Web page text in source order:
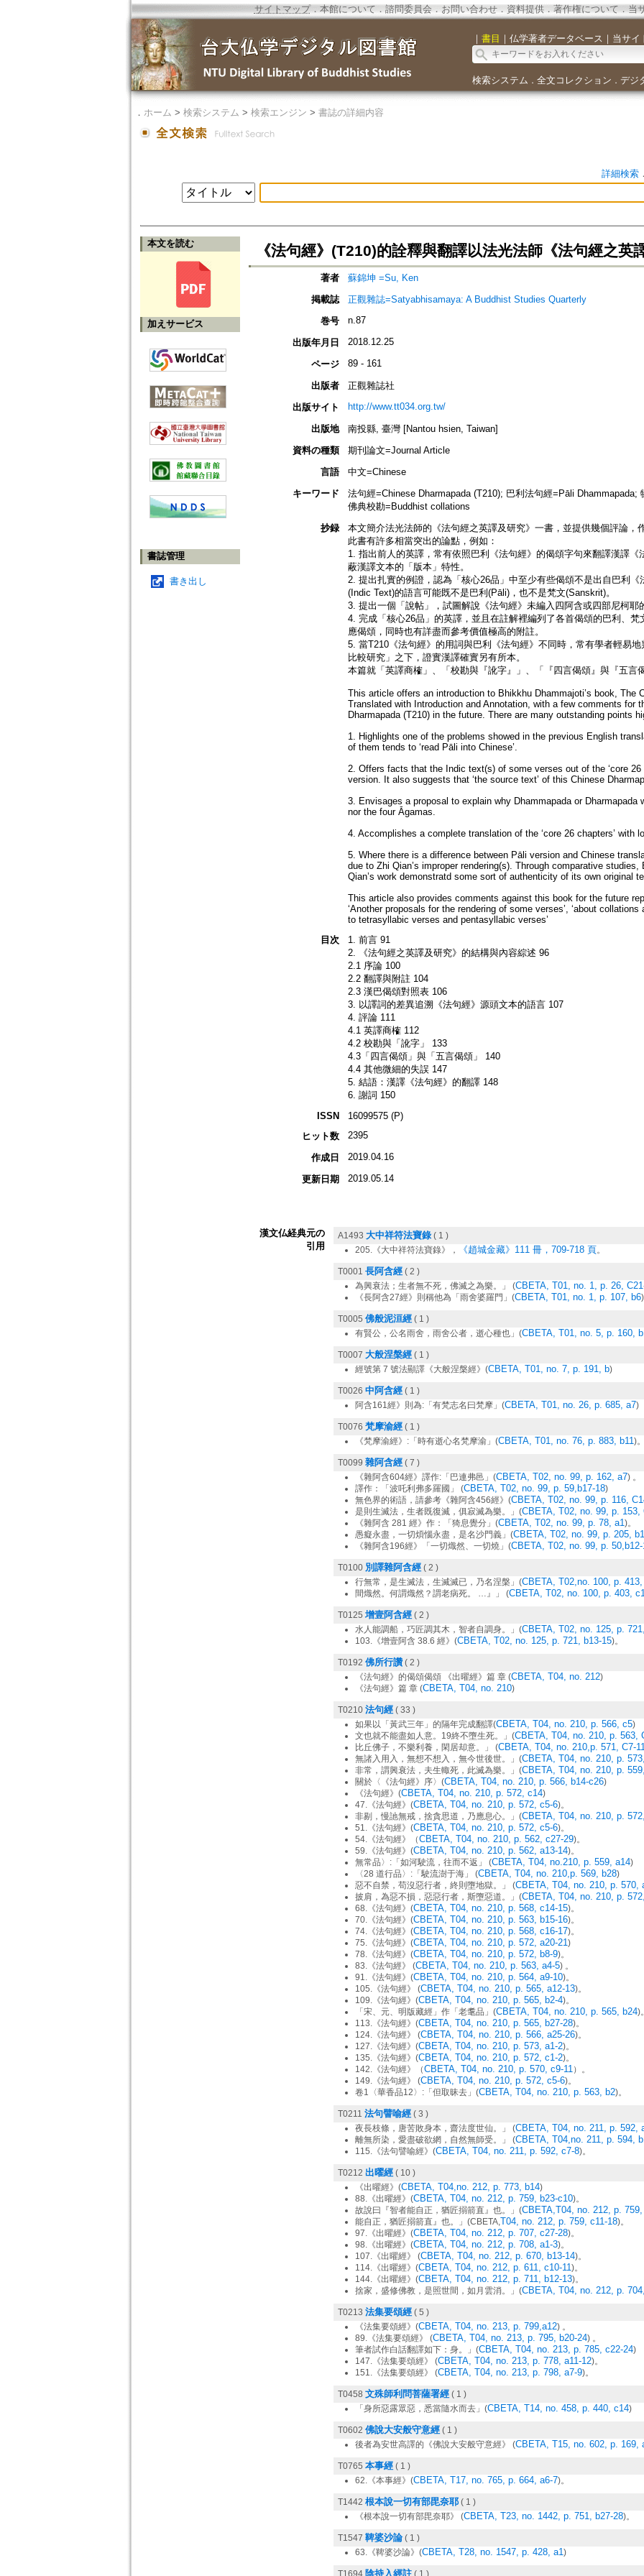
サイトマップ．本館について ． 諮問委員会． お問い合わせ． 資料提供． 著作権について．当
｜ 書目 ｜ 仏学著者データベース ｜ 当サイ
検索システム ． 全文コレクション ． デジ
． ホーム > 検索システム > 検索エンジン > 書誌の詳細内容
詳細検索．
本文を読む
加えサービス
書誌管理
書き出し
《法句經》(T210)的詮釋與翻譯以法光法師《法句經之英
著者
蘇錦坤 =Su, Ken
掲載誌
正觀雜誌=Satyabhisamaya: A Buddhist Studies Quarterly
巻号
n.87
出版年月日 2018.12.25
ページ 89 - 161
出版者
正觀雜誌社
出版サイト
http://www.tt034.org.tw/
出版地
南投縣, 臺灣 [Nantou hsien, Taiwan]
資料の種類
期刊論文=Journal Article
言語
中文=Chinese
キーワード
法句經=Chinese Dharmapada (T210); 巴利法句經=Pāli Dhammapada;
佛典校勘=Buddhist collations
抄録
本文簡介法光法師的《法句經之英譯及研究》一書，並提供幾個評論，
此書有許多相當突出的論點，例如：
1. 指出前人的英譯，常有依照巴利《法句經》的偈頌字句來翻譯漢譯
蔽漢譯文本的「版本」特性。
2. 提出扎實的例證，認為「核心26品」中至少有些偈頌不是出自巴利
(Indic Text)的語言可能既不是巴利(Pāli)，也不是梵文(Sanskrit)。
3. 提出一個「說帖」，試圖解說《法句經》未編入四阿含或四部尼柯耶
4. 完成「核心26品」的英譯，並且在註解裡編列了各首偈頌的巴利、
應偈頌，同時也有詳盡而參考價值極高的附註。
5. 當T210《法句經》的用詞與巴利《法句經》不同時，常有學者輕易
比較研究」之下，證實漢譯確實另有所本。
本篇就「英譯商榷」、「校勘與『訛字』」、「『四言偈頌』與『五言
This article offers an introduction to Bhikkhu Dhammajoti’s book, The
Translated with Introduction and Annotation, with a few comments for
Dharmapada (T210) in the future. There are many outstanding points
1. Highlights one of the problems showed in the previous English
of them tends to ‘read Pāli into Chinese’.
2. Offers facts that the Indic text(s) of some verses out of the ‘core 26
version. It also suggests that ‘the source text’ of this Chinese
3. Envisages a proposal to explain why Dhammapada or
nor the four Āgamas.
4. Accomplishes a complete translation of the ‘core 26 chapters’ with
5. Where there is a difference between Pāli version and Chinese
due to Zhi Qian’s improper rendering(s). Through comparative
Qian’s work demonstratd some sort of authenticity of its own original
This article also provides comments against this book for the future
‘Another proposals for the rendering of some verses’, ‘about collations
to tetrasyllabic verses and pentasyllabic verses’
目次
1. 前言 91
2. 《法句經之英譯及研究》的結構與內容綜述 96
2.1 序論 100
2.2 翻譯與附註 104
2.3 漢巴偈頌對照表 106
3. 以譯詞的差異追溯《法句經》源頭文本的語言 107
4. 評論 111
4.1 英譯商榷 112
4.2 校勘與「訛字」 133
4.3「四言偈頌」與「五言偈頌」 140
4.4 其他微細的失誤 147
5. 結語：漢譯《法句經》的翻譯 148
6. 謝詞 150
ISSN
16099575 (P)
ヒット数
2395
作成日 2019.04.16
更新日期 2019.05.14
漢文仏経典元の
引用
A1493 大中祥符法寶錄( 1 )
205.《大中祥符法寶錄》，
《趙城金藏》111 冊，709-718 頁。
T0001 長阿含經( 2 )
為興衰法；生者無不死，佛滅之為樂。」 (CBETA, T01, no. 1, p. 26,
《長阿含27經》則稱他為「雨舍婆羅門」(CBETA, T01, no. 1, p. 107, b6)
T0005 佛般泥洹經( 1 )
有賢公，公名雨舍，雨舍公者，逝心種也」(CBETA, T01, no. 5, p. 160,
T0007 大般涅槃經( 1 )
經號第 7 號法顯譯《大般涅槃經》(CBETA, T01, no. 7, p. 191, b)
T0026 中阿含經( 1 )
阿含161經》則為:「有梵志名曰梵摩」(CBETA, T01, no. 26, p. 685, a7)
T0076 梵摩渝經( 1 )
《梵摩渝經》:「時有逝心名梵摩渝」(CBETA, T01, no. 76, p. 883, b11)。
T0099 雜阿含經( 7 )
《雜阿含604經》譯作:「巴連弗邑」(CBETA, T02, no. 99, p. 162, a7) 。
譯作：「波吒利弗多羅國」 (CBETA, T02, no. 99, p. 59,b17-18)
無色界的術語，請參考《雜阿含456經》(CBETA, T02, no. 99, p. 116,
是則生滅法，生者既復滅，俱寂滅為樂。」(CBETA, T02, no. 99, p. 153,
《雜阿含 281 經》作：「猗息覺分」(CBETA, T02, no. 99, p. 78, a1)。
愚癡永盡，一切煩惱永盡，是名沙門義」(CBETA, T02, no. 99, p. 205,
《雜阿含196經》「一切熾然、一切燒」(CBETA, T02, no. 99, p. 50,b12-
T0100 別譯雜阿含經( 2 )
行無常，是生滅法，生滅滅已，乃名涅槃」(CBETA, T02,no. 100, p.
間熾然。何謂熾然？謂老病死。 …』」 (CBETA, T02, no. 100, p. 403,
T0125 增壹阿含經( 2 )
水人能調船，巧匠調其木，智者自調身。」(CBETA, T02, no. 125, p.
103.《增壹阿含 38.6 經》(CBETA, T02, no. 125, p. 721, b13-15)。
T0192 佛所行讚( 2 )
《法句經》的偈頌偈頌 《出曜經》篇 章 (CBETA, T04, no. 212)
《法句經》篇 章 (CBETA, T04, no. 210)
T0210 法句經( 33 )
如果以「黃武三年」的隔年完成翻譯(CBETA, T04, no. 210, p. 566, c5)
文也就不能盡如人意。19終不墮生死。」(CBETA, T04, no. 210, p. 563,
比丘佛子，不樂利養，閑居却意。」 (CBETA, T04, no. 210,p. 571, C7-
無諸入用入，無想不想入，無今世後世。」(CBETA, T04, no. 210, p.
非常，謂興衰法，夫生輙死，此滅為樂。」(CBETA, T04, no. 210, p.
關於〈《法句經》序〉(CBETA, T04, no. 210, p. 566, b14-c26)
《法句經》(CBETA, T04, no. 210, p. 572, c14)
47.《法句經》(CBETA, T04, no. 210, p. 572, c5-6)。
非剔，慢訑無戒，捨貪思道，乃應息心。」(CBETA, T04, no. 210, p.
51.《法句經》(CBETA, T04, no. 210, p. 572, c5-6)。
54.《法句經》（CBETA, T04, no. 210, p. 562, c27-29)。
59.《法句經》(CBETA, T04, no. 210, p. 562, a13-14)。
無常品〉:「如河駛流，往而不返」 (CBETA, T04, no.210, p. 559, a14)
〈28 道行品〉:「駛流澍于海」 (CBETA, T04, no. 210,p. 569, b28)
惡不自禁，苟沒惡行者，終則墮地獄。」 (CBETA, T04, no. 210, p. 570,
披肩，為惡不損，惡惡行者，斯墮惡道。」(CBETA, T04, no. 210, p.
68.《法句經》(CBETA, T04, no. 210, p. 568, c14-15)。
70.《法句經》(CBETA, T04, no. 210, p. 563, b15-16)。
74.《法句經》(CBETA, T04, no. 210, p. 568, c16-17)。
75.《法句經》(CBETA, T04, no. 210, p. 572, a20-21)
78.《法句經》(CBETA, T04, no. 210, p. 572, b8-9)。
83.《法句經》 (CBETA, T04, no. 210, p. 563, a4-5) 。
91.《法句經》(CBETA, T04, no. 210, p. 564, a9-10)。
105.《法句經》 (CBETA, T04, no. 210, p. 565, a12-13)。
109.《法句經》(CBETA, T04, no. 210, p. 565, b2-4)。
「宋、元、明版藏經」作「老耄品」(CBETA, T04, no. 210, p. 565, b24)。
113.《法句經》(CBETA, T04, no. 210, p. 565, b27-28)。
124.《法句經》 (CBETA, T04, no. 210, p. 566, a25-26)。
127.《法句經》(CBETA, T04, no. 210, p. 573, a1-2)。
135.《法句經》(CBETA, T04, no. 210, p. 572, c1-2)。
142.《法句經》（CBETA, T04, no. 210, p. 570, c9-11）。
149.《法句經》 (CBETA, T04, no. 210, p. 572, c5-6)。
卷1〈華香品12〉:「但取昧去」(CBETA, T04, no. 210, p. 563, b2)。
T0211 法句譬喻經( 3 )
夜長枝條，唐苦敗身本，齋法度世仙。」 (CBETA, T04, no. 211, p. 592,
離無所染，愛盡破欲網，自然無師受。」 (CBETA, T04,no. 211, p. 594,
115.《法句譬喻經》(CBETA, T04, no. 211, p. 592, c7-8)。
T0212 出曜經( 10 )
《出曜經》(CBETA, T04,no. 212, p. 773, b14)
88.《出曜經》(CBETA, T04, no. 212, p. 759, b23-c10)。
故說曰『智者能自正，猶匠搦箭直』也。」(CBETA,T04, no. 212, p. 759,
能自正，猶匠搦箭直』也。」(CBETA,T04, no. 212, p. 759, c11-18)。
97.《出曜經》(CBETA, T04, no. 212, p. 707, c27-28)。
98.《出曜經》(CBETA, T04, no. 212, p. 708, a1-3)。
107.《出曜經》 (CBETA, T04, no. 212, p. 670, b13-14)。
114.《出曜經》(CBETA, T04, no. 212, p. 611, c10-11)。
144.《出曜經》(CBETA, T04, no. 212, p. 711, b12-13)。
捨家，盛修佛教，是照世間，如月雲消。」(CBETA, T04, no. 212, p.
T0213 法集要頌經( 5 )
《法集要頌經》(CBETA, T04, no. 213, p. 799,a12) 。
89.《法集要頌經》 (CBETA, T04, no. 213, p. 795, b20-24) 。
筆者試作白話翻譯如下：身。」(CBETA, T04, no. 213, p. 785, c22-24)
147.《法集要頌經》 (CBETA, T04, no. 213, p. 778, a11-12)。
151.《法集要頌經》 (CBETA, T04, no. 213, p. 798, a7-9)。
T0458 文殊師利問菩薩署經( 1 )
「身所惡露眾惡，悉當隨水而去」(CBETA, T14, no. 458, p. 440, c14)
T0602 佛說大安般守意經( 1 )
後者為安世高譯的《佛說大安般守意經》 (CBETA, T15, no. 602, p. 169,
T0765 本事經( 1 )
62.《本事經》(CBETA, T17, no. 765, p. 664, a6-7)。
T1442 根本說一切有部毘奈耶( 1 )
《根本說一切有部毘奈耶》 (CBETA, T23, no. 1442, p. 751, b27-28)。
T1547 鞞婆沙論( 1 )
63.《鞞婆沙論》(CBETA, T28, no. 1547, p. 428, a1)
陰持入經註